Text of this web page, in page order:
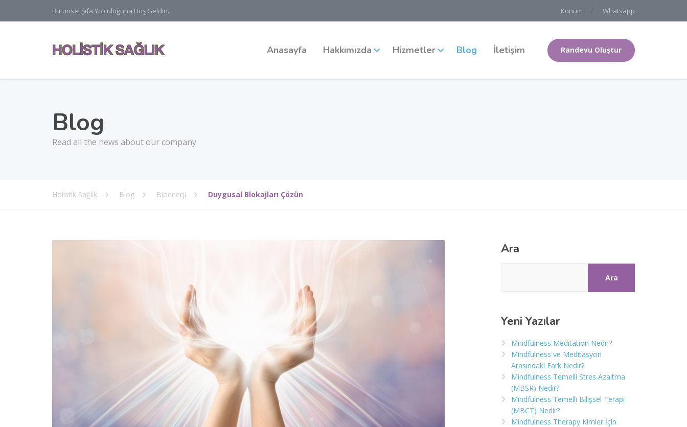
Bütünsel Şifa Yolculuğuna Hoş Geldin. Konum Whatsapp
Anasayfa Hakkımızda Hizmetler Blog İletişim Randevu Oluştur
Blog
Read all the news about our company
Holistik Sağlık Blog Bioenerji Duygusal Blokajları Çözün
Ara
Ara
Yeni Yazılar
Mindfulness Meditation Nedir?
Mindfulness ve Meditasyon
Arasındaki Fark Nedir?
Mindfulness Temelli Stres Azaltma
(MBSR) Nedir?
Mindfulness Temelli Bilişsel Terapi
(MBCT) Nedir?
Mindfulness Therapy Kimler İçin